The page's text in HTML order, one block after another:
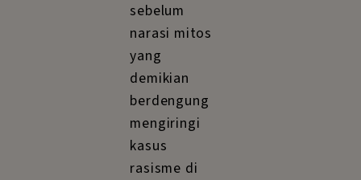
sebelum
narasi mitos
yang
demikian
berdengung
mengiringi
kasus
rasisme di